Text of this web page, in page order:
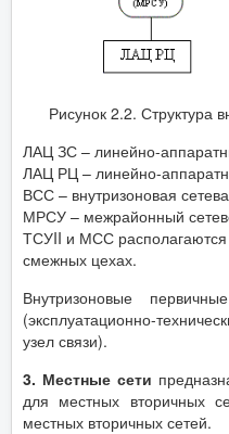
Рисунок 2.2. Структура
ЛАЦ ЗС – линейно-
ЛАЦ РЦ – линейно-
ВСС – внутризоновая
МРСУ – межрайонный
ТСУII и МСС
смежных цехах.
Внутризоновые
(эксплуатационно-
узел связи).
3. Местные сети
для местных вторичных
местных вторичных сетей.